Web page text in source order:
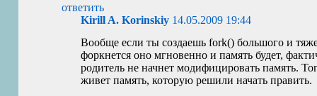
ответить
Kirill A. Korinskiy 14.05.2009 19:44
Вообще если ты создаешь fork() большого и
форкнется оно мгновенно и память будет,
родитель не начнет модифицировать память.
живет память, которую решили начать править.